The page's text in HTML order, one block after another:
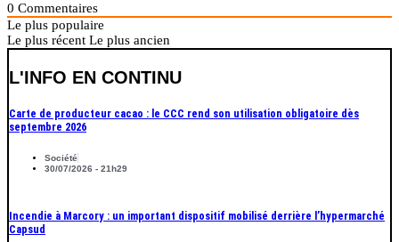
0 Commentaires
Le plus populaire
Le plus récent Le plus ancien
L'INFO EN CONTINU
Carte de producteur cacao : le CCC rend son utilisation obligatoire dès
septembre 2026
Société
30/07/2026 - 21h29
Incendie à Marcory : un important dispositif mobilisé derrière l’hypermarché
Capsud